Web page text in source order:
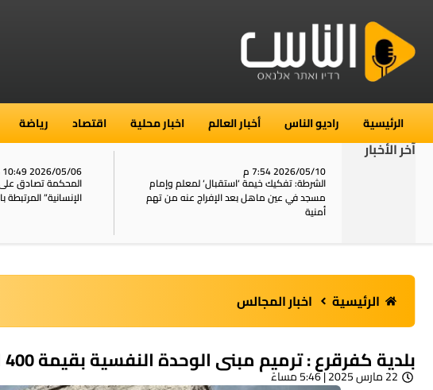
الرئيسية راديو الناس أخبار العالم اخبار محلية اقتصاد رياضة
آخر الأخبار
2026/05/10 7:54 م
الشرطة: تفكيك خيمة ‘استقبال‘ لمعلم وإمام
مسجد في عين ماهل بعد الإفراج عنه من تهم
أمنية
2026/05/06 10:49 ص
المحكمة تصادق
الإنسانية” المرتبطة
الرئيسية اخبار المجالس
بلدية كفرقرع : ترميم مبنى الوحدة النفسية بقيمة 400 الف شيقل
22 مارس 2025 | 5:46 مساءً